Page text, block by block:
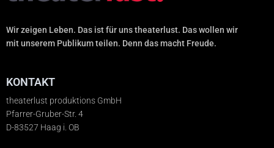
Wir zeigen Leben. Das ist für uns theaterlust. Das wollen wir
mit unserem Publikum teilen. Denn das macht Freude.
KONTAKT
theaterlust produktions GmbH
Pfarrer-Gruber-Str. 4
D-83527 Haag i. OB